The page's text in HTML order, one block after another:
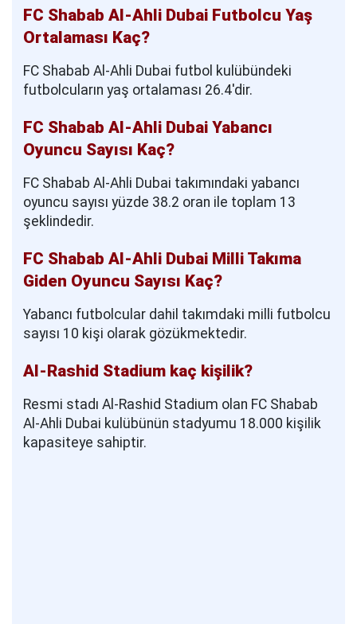
FC Shabab Al-Ahli Dubai Futbolcu Yaş
Ortalaması Kaç?
FC Shabab Al-Ahli Dubai futbol kulübündeki
futbolcuların yaş ortalaması 26.4'dir.
FC Shabab Al-Ahli Dubai Yabancı
Oyuncu Sayısı Kaç?
FC Shabab Al-Ahli Dubai takımındaki yabancı
oyuncu sayısı yüzde 38.2 oran ile toplam 13
şeklindedir.
FC Shabab Al-Ahli Dubai Milli Takıma
Giden Oyuncu Sayısı Kaç?
Yabancı futbolcular dahil takımdaki milli futbolcu
sayısı 10 kişi olarak gözükmektedir.
Al-Rashid Stadium kaç kişilik?
Resmi stadı Al-Rashid Stadium olan FC Shabab
Al-Ahli Dubai kulübünün stadyumu 18.000 kişilik
kapasiteye sahiptir.